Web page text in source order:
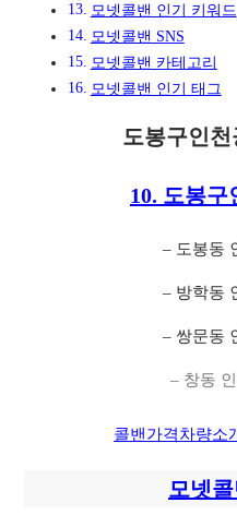
모넷콜밴 인기 키워드
모넷콜밴 SNS
모넷콜밴 카테고리
모넷콜밴 인기 태그
도봉구인
10. 도봉구
– 도봉동
– 방학동
– 쌍문동
– 창동
콜밴가격차량소
모넷